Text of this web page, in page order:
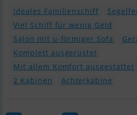
Ideales Familienschiff
Viel Schiff für wenig Geld
Salon mit u-förmiger Sofa
Komplett ausgerüstet
Mit allem Komfort ausgestattet
2 Kabinen
Achterkabine